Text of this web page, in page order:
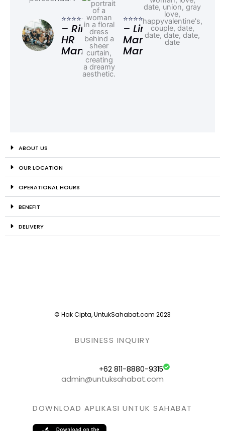
⭐⭐⭐⭐⭐
– Rina,
HR
Manager
⭐⭐⭐⭐⭐
– Linda,
Marketing
Manager
ABOUT US
OUR LOCATION
OPERATIONAL HOURS
BENEFIT
DELIVERY
© Hak Cipta, UntukSahabat.com 2023
BUSINESS INQUIRY
+62 811-8880-9315
admin@untuksahabat.com
DOWNLOAD APLIKASI UNTUK SAHABAT